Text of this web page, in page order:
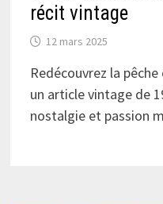
récit vintage
12 mars 2025
Redécouvrez la
un article vintage de
nostalgie et passion